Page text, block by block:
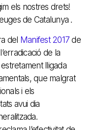
els nostres drets!
de Catalunya .
del Manifest 2017 de
de la
lligada
que malgrat
i els
avui dia